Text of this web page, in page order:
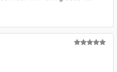
for this DLC to become reality!